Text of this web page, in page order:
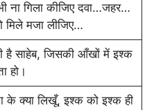
ना गिला कीजिए दवा…जहर…
मजा लीजिए…
है साहेब, जिसकी आँखों में इश्क
हो।
क्या लिखूँ, इश्क को इश्क ही